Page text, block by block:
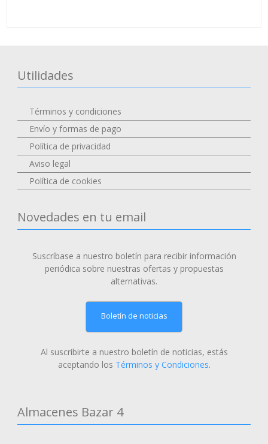
Utilidades
Términos y condiciones
Envío y formas de pago
Política de privacidad
Aviso legal
Política de cookies
Novedades en tu email
Suscríbase a nuestro boletín para recibir información
periódica sobre nuestras ofertas y propuestas
alternativas.
Boletín de noticias
Al suscribirte a nuestro boletín de noticias, estás
aceptando los Términos y Condiciones.
Almacenes Bazar 4